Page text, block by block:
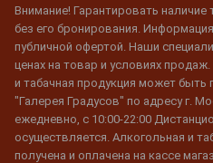
Внимание! Гарантировать
без его бронирования.
публичной офертой. Наши
ценах на товар и условиях
и табачная продукция может быть
"Галерея Градусов" по адресу г.
ежедневно, с 10:00-22:00
осуществляется. Алкогольная и
получена и оплачена на кассе